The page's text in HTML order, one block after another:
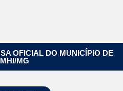
OFICIAL DO MUNICÍPIO DE
MG